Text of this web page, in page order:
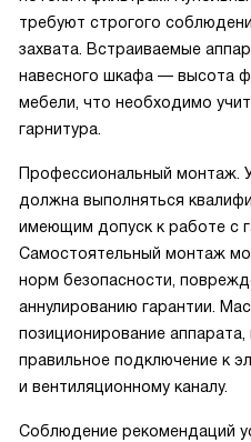
требуют строгого
захвата. Встраиваемые
навесного шкафа — высота
мебели, что необходимо
гарнитура.
Профессиональный монтаж.
должна выполняться
имеющим допуск к работе с
Самостоятельный монтаж
норм безопасности,
аннулированию гарантии.
позиционирование
правильное подключение к
и вентиляционному каналу.
Соблюдение рекомендаций